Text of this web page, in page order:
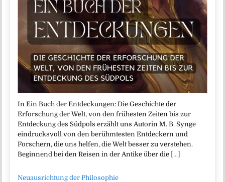
In Ein Buch der Entdeckungen: Die Geschichte der
Erforschung der Welt, von den frühesten Zeiten bis zur
Entdeckung des Südpols erzählt uns Autorin M. B. Synge
eindrucksvoll von den berühmtesten Entdeckern und
Forschern, die uns helfen, die Welt besser zu verstehen.
Beginnend bei den Reisen in der Antike über die [...]
Neuausrichtung der Philosophie